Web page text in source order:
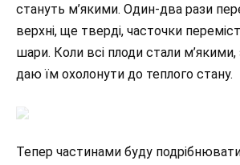
стануть м’якими. Один-два рази
верхні, ще тверді, часточки
шари. Коли всі плоди стали
даю їм охолонути до теплого стану.
Тепер частинами буду